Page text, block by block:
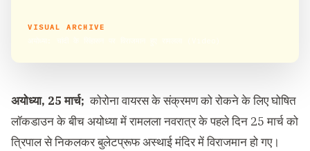
VISUAL ARCHIVE
अयोध्या, 25 मार्च; कोरोना वायरस के संक्रमण को रोकने के लिए घोषित
लॉकडाउन के बीच अयोध्या में रामलला नवरात्र के पहले दिन 25 मार्च को
त्रिपाल से निकलकर बुलेटप्रूफ अस्थाई मंदिर में विराजमान हो गए।